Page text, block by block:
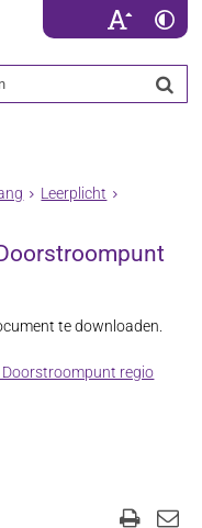
Leerplicht
te downloaden.
Doorstroompunt regio